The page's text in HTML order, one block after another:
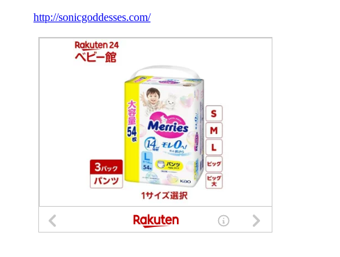
http://sonicgoddesses.com/